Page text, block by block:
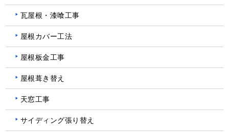
瓦屋根・漆喰工事
屋根カバー工法
屋根板金工事
屋根葺き替え
天窓工事
サイディング張り替え